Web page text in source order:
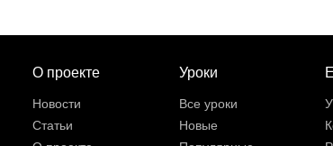
О проекте
Новости
Статьи
Уроки
Все уроки
Новые